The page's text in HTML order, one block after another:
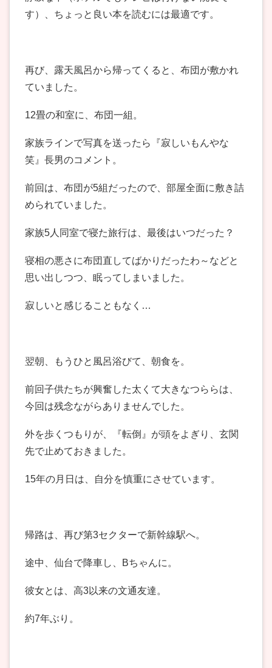
す）、ちょっと良い本を読むには最適です。
再び、露天風呂から帰ってくると、布団が敷かれ
ていました。
12畳の和室に、布団一組。
家族ラインで写真を送ったら『寂しいもんやな
笑』長男のコメント。
前回は、布団が5組だったので、部屋全面に敷き詰
められていました。
家族5人同室で寝た旅行は、最後はいつだった？
寝相の悪さに布団直してばかりだったわ～などと
思い出しつつ、眠ってしまいました。
寂しいと感じることもなく…
翌朝、もうひと風呂浴びて、朝食を。
前回子供たちが興奮した太くて大きなつららは、
今回は残念ながらありませんでした。
外を歩くつもりが、『転倒』が頭をよぎり、玄関
先で止めておきました。
15年の月日は、自分を慎重にさせています。
帰路は、再び第3セクターで新幹線駅へ。
途中、仙台で降車し、Bちゃんに。
彼女とは、高3以来の文通友達。
約7年ぶり。